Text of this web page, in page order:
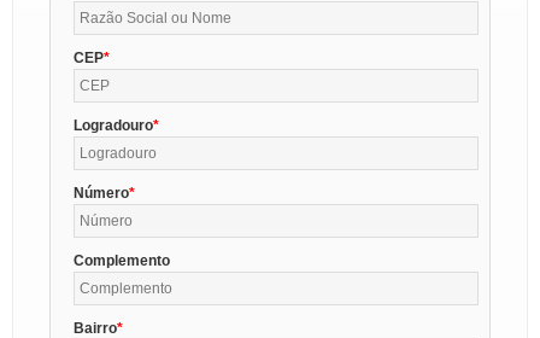
CEP
Logradouro
Número
Complemento
Bairro